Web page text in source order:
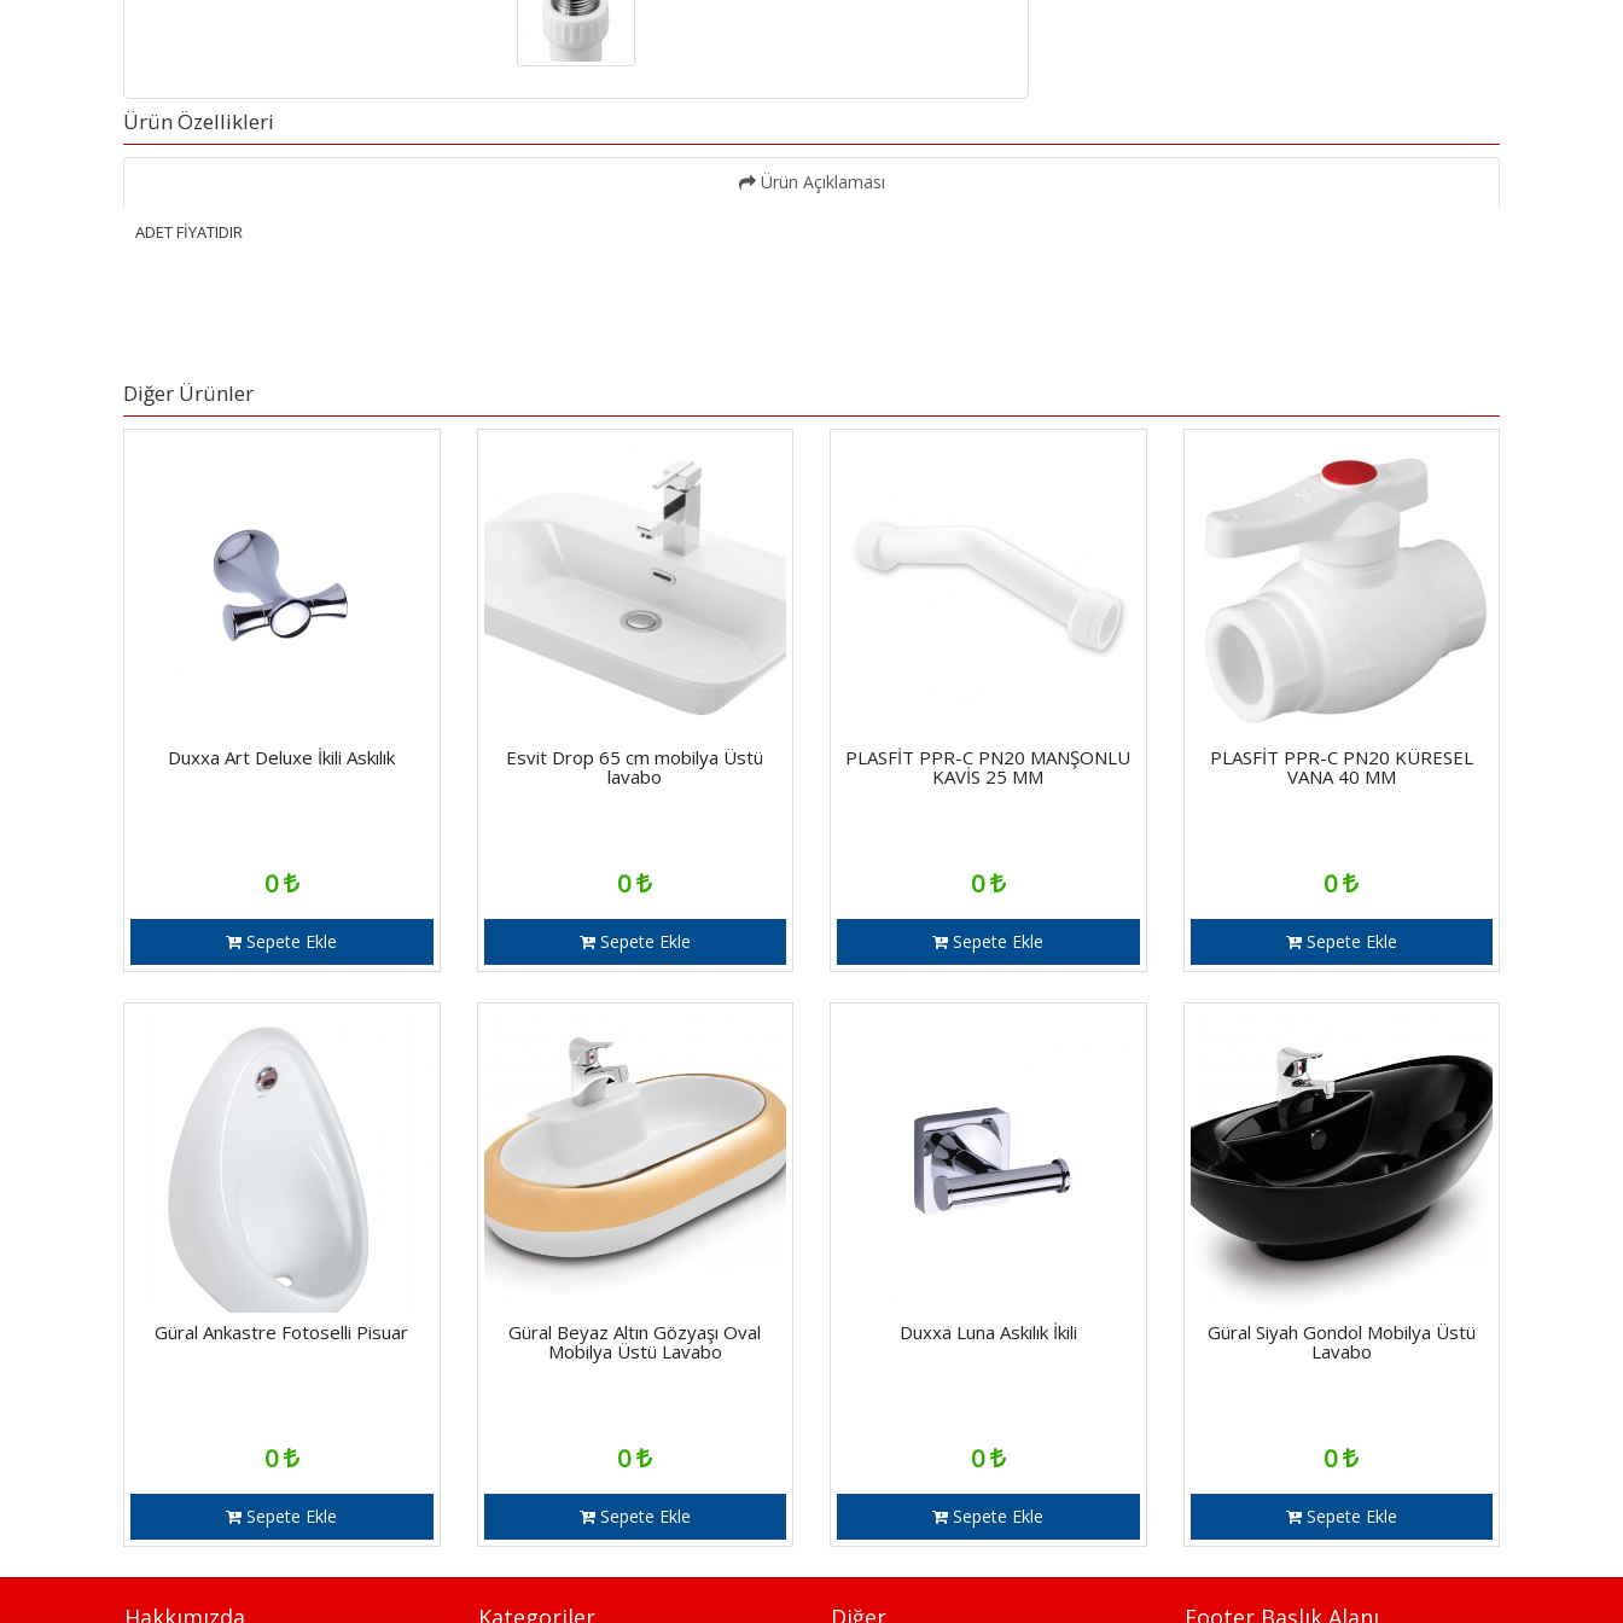
Ürün Özellikleri
Ürün Açıklaması
ADET FİYATIDIR
Diğer Ürünler
Duxxa Art Deluxe İkili Askılık
0
Sepete Ekle
Esvit Drop 65 cm mobilya Üstü
lavabo
0
Sepete Ekle
PLASFİT PPR-C PN20 MANŞONLU
KAVİS 25 MM
0
Sepete Ekle
PLASFİT PPR-C PN20 KÜRESEL
VANA 40 MM
0
Sepete Ekle
Güral Ankastre Fotoselli Pisuar
0
Sepete Ekle
Güral Beyaz Altın Gözyaşı Oval
Mobilya Üstü Lavabo
0
Sepete Ekle
Duxxa Luna Askılık İkili
0
Sepete Ekle
Güral Siyah Gondol Mobilya Üstü
Lavabo
0
Sepete Ekle
Hakkımızda Kategoriler Diğer Footer Başlık Alanı